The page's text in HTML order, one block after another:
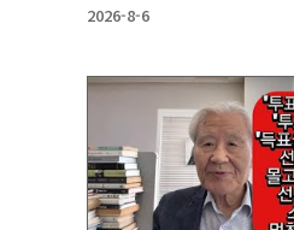
2026-8-6